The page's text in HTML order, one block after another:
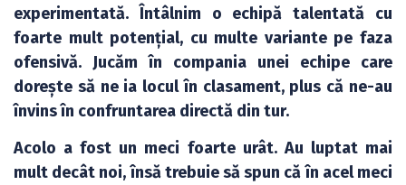
experimentată. Întâlnim o echipă talentată cu
foarte mult potențial, cu multe variante pe faza
ofensivă. Jucăm în compania unei echipe care
dorește să ne ia locul în clasament, plus că ne-au
învins în confruntarea directă din tur.
Acolo a fost un meci foarte urât. Au luptat mai
mult decât noi, însă trebuie să spun că în acel meci